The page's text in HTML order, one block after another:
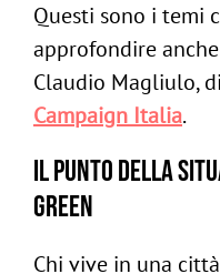
Questi sono i temi
approfondire
Claudio Magliulo,
Campaign Italia.
Il punto della
green
Chi vive in una